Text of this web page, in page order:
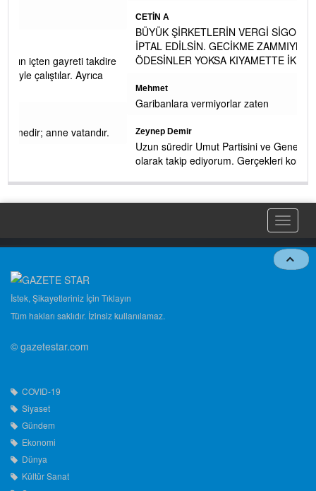
BÜYÜK ŞİRKETLERİN VERGİ SİGORTA CEZA AFLARI DA
İPTAL EDİLSİN. GECİKME ZAMMIYLA BİRLİKTE GERİ
ÖDESİNLER YOKSA KIYAMETTE İKİ ELİMİZ... DEVAMI
Garibanlara vermiyorlar zaten
Zeynep Demir
Uzun süredir Umut Partisini ve Genel Başkanını bir EYT'li
olarak takip ediyorum. Gerçekleri konuşan bir lider tebrik
İstek, Şikayetleriniz İçin Tıklayın
COVID-19
Siyaset
Gündem
Ekonomi
Dünya